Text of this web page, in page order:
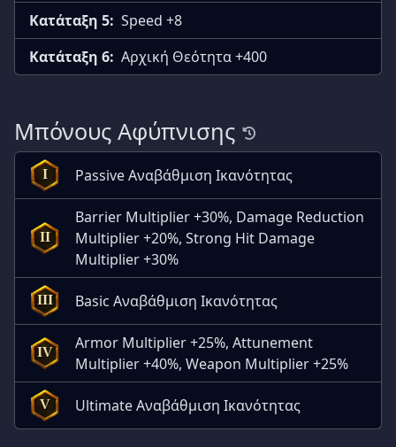
Κατάταξη 5: Speed +8
Κατάταξη 6: Αρχική Θεότητα +400
Μπόνους Αφύπνισης
I Passive Αναβάθμιση Ικανότητας
II
Barrier Multiplier +30%, Damage Reduction
Multiplier +20%, Strong Hit Damage
Multiplier +30%
III Basic Αναβάθμιση Ικανότητας
IV
Armor Multiplier +25%, Attunement
Multiplier +40%, Weapon Multiplier +25%
V Ultimate Αναβάθμιση Ικανότητας